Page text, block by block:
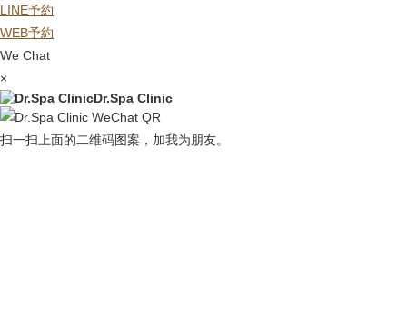
LINE予約
WEB予約
We Chat
×
Dr.Spa Clinic
扫一扫上面的二维码图案，加我为朋友。